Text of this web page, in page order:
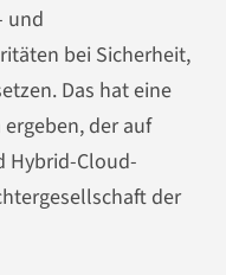
und
bei Sicherheit,
Das hat eine
der auf
Hybrid-Cloud-
der